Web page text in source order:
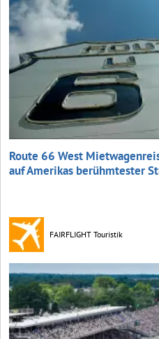
Route 66 West
auf Amerikas berühmtester
FAIRFLIGHT Touristik